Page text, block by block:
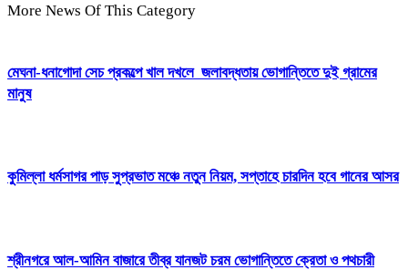
More News Of This Category
মেঘনা-ধনাগোদা সেচ প্রকল্পে খাল দখলে জলাবদ্ধতায় ভোগান্তিতে দুই গ্রামের
মানুষ
কুমিল্লা ধর্মসাগর পাড় সুপ্রভাত মঞ্চে নতুন নিয়ম, সপ্তাহে চারদিন হবে গানের আসর
শ্রীনগরে আল-আমিন বাজারে তীব্র যানজট চরম ভোগান্তিতে ক্রেতা ও পথচারী